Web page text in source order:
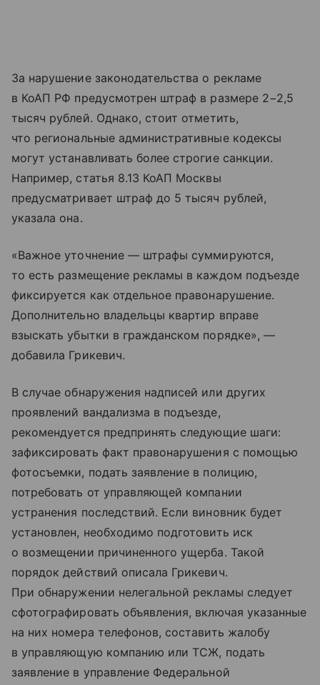
За нарушение законодательства о рекламе
в КоАП РФ предусмотрен штраф в размере 2−2,5
тысяч рублей. Однако, стоит отметить,
что региональные административные кодексы
могут устанавливать более строгие санкции.
Например, статья 8.13 КоАП Москвы
предусматривает штраф до 5 тысяч рублей,
указала она.
«Важное уточнение — штрафы суммируются,
то есть размещение рекламы в каждом подъезде
фиксируется как отдельное правонарушение.
Дополнительно владельцы квартир вправе
взыскать убытки в гражданском порядке», —
добавила Грикевич.
В случае обнаружения надписей или других
проявлений вандализма в подъезде,
рекомендуется предпринять следующие шаги:
зафиксировать факт правонарушения с помощью
фотосъемки, подать заявление в полицию,
потребовать от управляющей компании
устранения последствий. Если виновник будет
установлен, необходимо подготовить иск
о возмещении причиненного ущерба. Такой
порядок действий описала Грикевич.
При обнаружении нелегальной рекламы следует
сфотографировать объявления, включая указанные
на них номера телефонов, составить жалобу
в управляющую компанию или ТСЖ, подать
заявление в управление Федеральной